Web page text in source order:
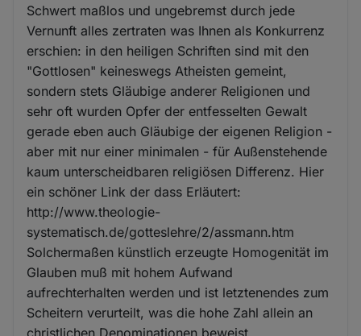
Schwert maßlos und ungebremst durch jede
Vernunft alles zertraten was Ihnen als Konkurrenz
erschien: in den heiligen Schriften sind mit den
"Gottlosen" keineswegs Atheisten gemeint,
sondern stets Gläubige anderer Religionen und
sehr oft wurden Opfer der entfesselten Gewalt
gerade eben auch Gläubige der eigenen Religion -
aber mit nur einer minimalen - für Außenstehende
kaum unterscheidbaren religiösen Differenz. Hier
ein schöner Link der dass Erläutert:
http://www.theologie-
systematisch.de/gotteslehre/2/assmann.htm
Solchermaßen künstlich erzeugte Homogenität im
Glauben muß mit hohem Aufwand
aufrechterhalten werden und ist letztenendes zum
Scheitern verurteilt, was die hohe Zahl allein an